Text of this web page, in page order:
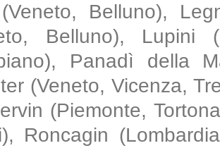
Belluno),
Belluno), Lupini
Panadì della
(Veneto, Vicenza,
(Piemonte,
Roncagin